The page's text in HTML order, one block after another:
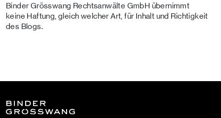
Binder Grösswang Rechtsanwälte GmbH übernimmt
keine Haftung, gleich welcher Art, für Inhalt und Richtigkeit
des Blogs.